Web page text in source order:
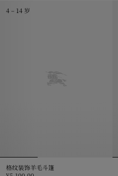
4 – 14 岁
格纹装饰羊毛斗篷